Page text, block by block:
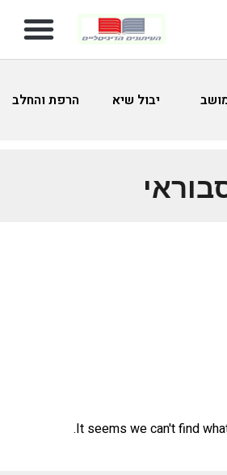
יבול שיא הרפת והחלב
It seems we can't find